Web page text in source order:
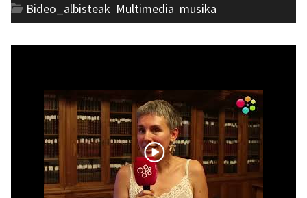
Bideo_albisteak Multimedia musika